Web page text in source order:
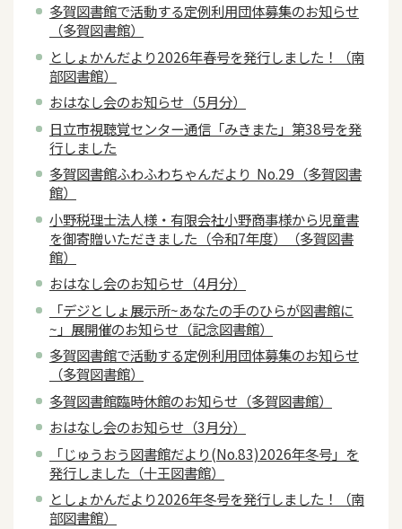
多賀図書館で活動する定例利用団体募集のお知らせ
（多賀図書館）
としょかんだより2026年春号を発行しました！（南
部図書館）
おはなし会のお知らせ（5月分）
日立市視聴覚センター通信「みきまた」第38号を発
行しました
多賀図書館ふわふわちゃんだより No.29（多賀図書
館）
小野税理士法人様・有限会社小野商事様から児童書
を御寄贈いただきました（令和7年度）（多賀図書
館）
おはなし会のお知らせ（4月分）
「デジとしょ展示所~あなたの手のひらが図書館に
~」展開催のお知らせ（記念図書館）
多賀図書館で活動する定例利用団体募集のお知らせ
（多賀図書館）
多賀図書館臨時休館のお知らせ（多賀図書館）
おはなし会のお知らせ（3月分）
「じゅうおう図書館だより(No.83)2026年冬号」を
発行しました（十王図書館）
としょかんだより2026年冬号を発行しました！（南
部図書館）